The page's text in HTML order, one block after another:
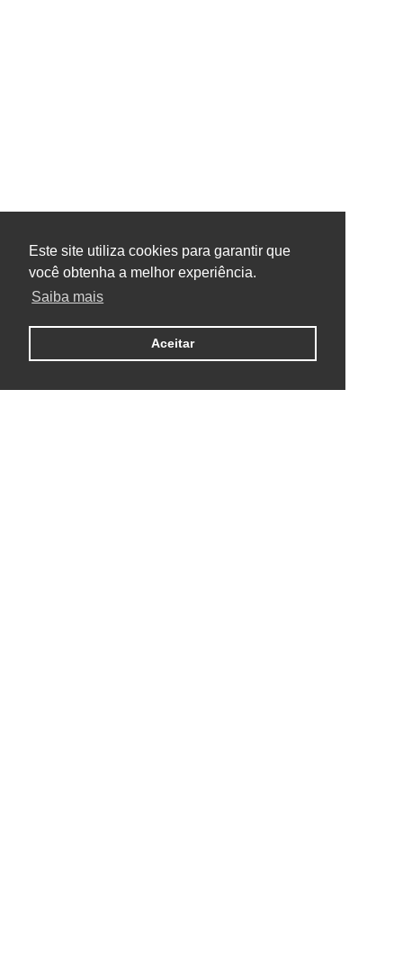
Este site utiliza cookies para garantir que
você obtenha a melhor experiência.
Saiba mais
Aceitar